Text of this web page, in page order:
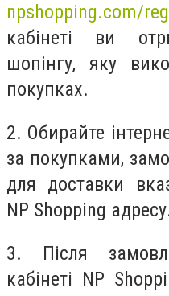
npshopping.com/
кабінеті ви
шопінгу, яку
покупках.
2. Обирайте
за покупками,
для доставки
NP Shopping
3. Після
кабінеті NP